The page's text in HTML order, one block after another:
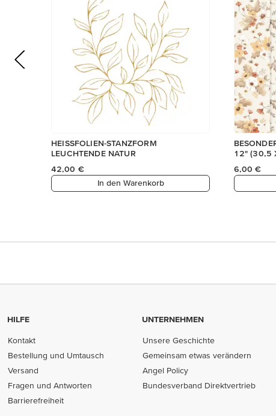
HILFE
Kontakt
Bestellung und Umtausch
Versand
Fragen und Antworten
Barrierefreiheit
UNTERNEHMEN
Unsere Geschichte
Gemeinsam etwas verändern
Angel Policy
Bundesverband Direktvertrieb